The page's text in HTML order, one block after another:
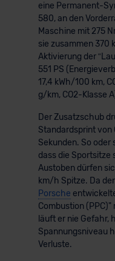
eine Permanent-
580, an den
Maschine mit 275
sie zusammen 370
Aktivierung der
551 PS
17,4 kWh/100 km,
g/km, CO2-Klasse
Der Zusatzschub
Standardsprint von
Sekunden. So oder
dass die Sportsitze
Austoben dürfen
km/h Spitze. Da
Porsche
Combustion
läuft er nie Gefahr,
Spannungsniveau
Verluste.